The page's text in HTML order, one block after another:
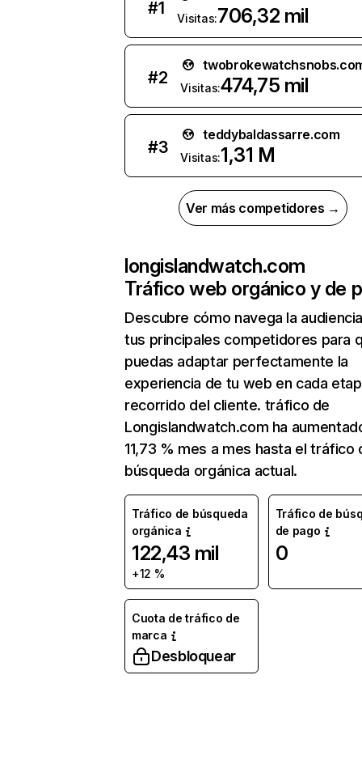
#1
Visitas:706,32 mil
#2
Visitas:474,75 mil
#3
teddybaldassarre.com
Visitas:1,31 M
Ver más competidores →
longislandwatch.com
Tráfico web orgánico y de
Descubre cómo navega la
tus principales competidores para
puedas adaptar perfectamente la
experiencia de tu web en cada
recorrido del cliente. tráfico de
Longislandwatch.com ha
11,73 % mes a mes hasta el tráfico
búsqueda orgánica actual.
Tráfico de búsqueda
orgánica
122,43 mil
+12 %
Tráfico de
de pago
0
Cuota de tráfico de
marca
Desbloquear